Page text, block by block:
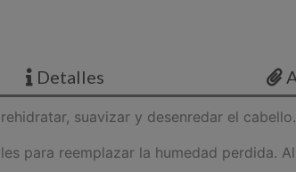
Detalles
suavizar y desenredar el cabello.
para reemplazar la humedad perdida.